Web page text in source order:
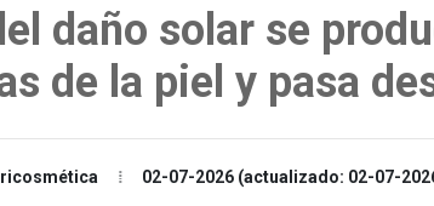
daño solar se
de la piel y pasa
02-07-2026 (actualizado: 02-07-